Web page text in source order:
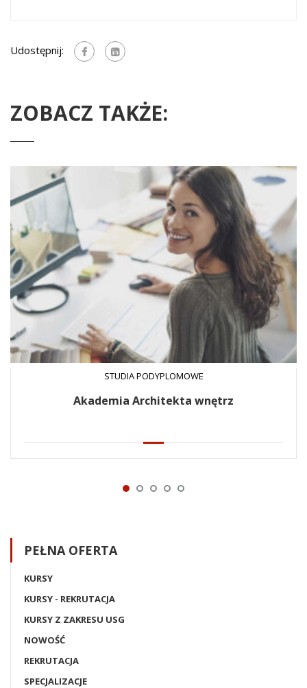
Udostępnij:
ZOBACZ TAKŻE:
STUDIA PODYPLOMOWE
Akademia Architekta wnętrz
PEŁNA OFERTA
KURSY
KURSY - REKRUTACJA
KURSY Z ZAKRESU USG
NOWOŚĆ
REKRUTACJA
SPECJALIZACJE